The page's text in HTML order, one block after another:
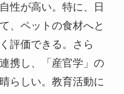
性が高い。特に、日
、ペットの食材へと
評価できる。さら
携し、「産官学」の
らしい。教育活動に